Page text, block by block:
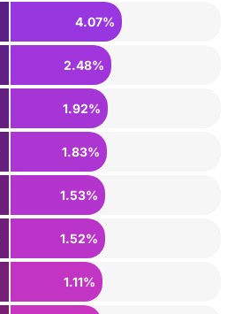
4.07%
2.48%
1.92%
1.83%
1.53%
1.52%
1.11%